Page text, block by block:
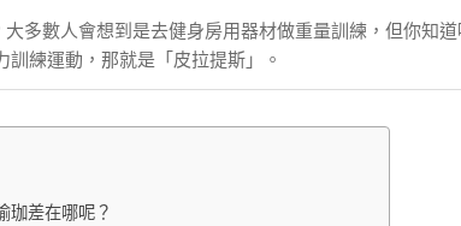
多數人會想到是去健身房用器材做重量訓練，但你知
練運動，那就是「皮拉提斯」。
珈差在哪呢？